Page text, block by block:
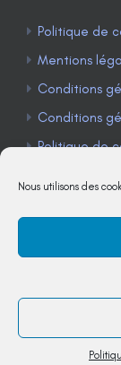
Nous utilisons des
Politique de
Mentions
Conditions
Conditions
Politique de
TÉLÉPHONE :